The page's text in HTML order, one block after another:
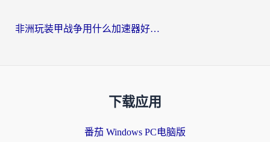
非洲玩装甲战争用什么加速器好？海外党亲测有效的国服游戏加速方案
下载应用
番茄 Windows PC电脑版